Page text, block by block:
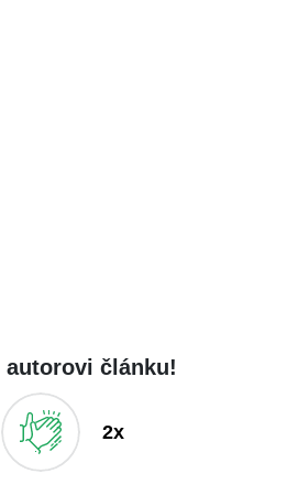
autorovi článku!
2x